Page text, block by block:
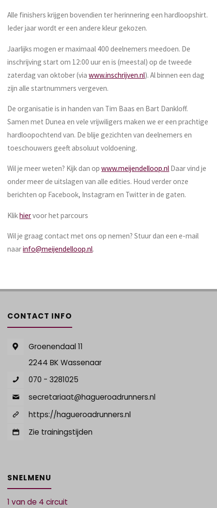
Alle finishers krijgen bovendien ter herinnering een hardloopshirt.
Ieder jaar wordt er een andere kleur gekozen.
Jaarlijks mogen er maximaal 400 deelnemers meedoen. De
inschrijving start om 12:00 uur en is (meestal) op de tweede
zaterdag van oktober (viawww.inschrijven.nl). Al binnen een dag
zijn alle startnummers vergeven.
De organisatie is in handen van Tim Baas en Bart Dankloff.
Samen met Dunea en vele vrijwiligers maken we er een prachtige
hardloopochtend van. De blije gezichten van deelnemers en
toeschouwers geeft absoluut voldoening.
Wil je meer weten? Kijk dan opwww.meijendelloop.nl Daar vind je
onder meer de uitslagen van alle edities. Houd verder onze
berichten op Facebook, Instagram en Twitter in de gaten.
Klikhiervoor het parcours
Wil je graag contact met ons op nemen? Stuur dan een e-mail
naarinfo@meijendelloop.nl.
CONTACT INFO
Groenendaal 11
2244 BK Wassenaar
070 - 3281025
secretariaat@hagueroadrunners.nl
https://hagueroadrunners.nl
Zie trainingstijden
SNELMENU
1 van de 4 circuit